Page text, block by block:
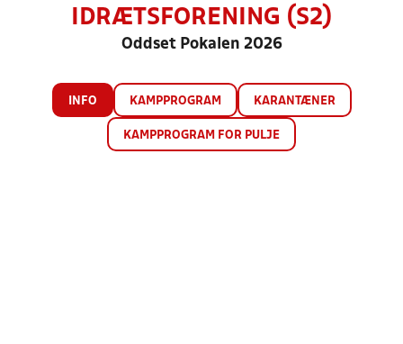
IDRÆTSFORENING (S2)
Oddset Pokalen 2026
INFO KAMPPROGRAM KARANTÆNER
KAMPPROGRAM FOR PULJE